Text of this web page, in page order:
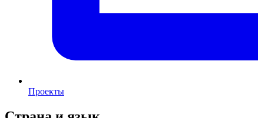
Проекты